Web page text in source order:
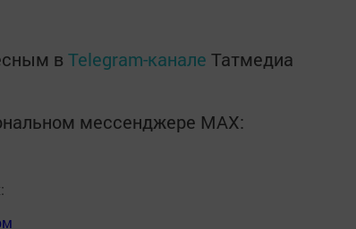
в Telegram-канале Татмедиа
мессенджере MАХ: